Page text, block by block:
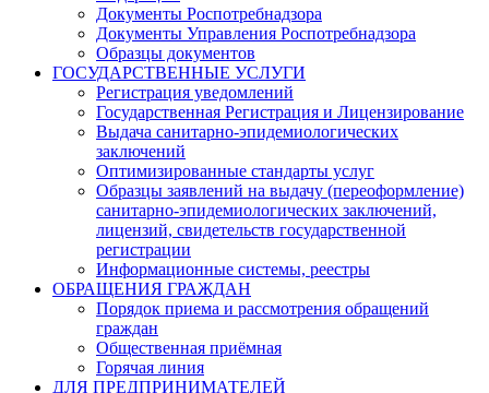
Документы Роспотребнадзора
Документы Управления Роспотребнадзора
Образцы документов
ГОСУДАРСТВЕННЫЕ УСЛУГИ
Регистрация уведомлений
Государственная Регистрация и Лицензирование
Выдача санитарно-эпидемиологических
заключений
Оптимизированные стандарты услуг
Образцы заявлений на выдачу (переоформление)
санитарно-эпидемиологических заключений,
лицензий, свидетельств государственной
регистрации
Информационные системы, реестры
ОБРАЩЕНИЯ ГРАЖДАН
Порядок приема и рассмотрения обращений
граждан
Общественная приёмная
Горячая линия
ДЛЯ ПРЕДПРИНИМАТЕЛЕЙ